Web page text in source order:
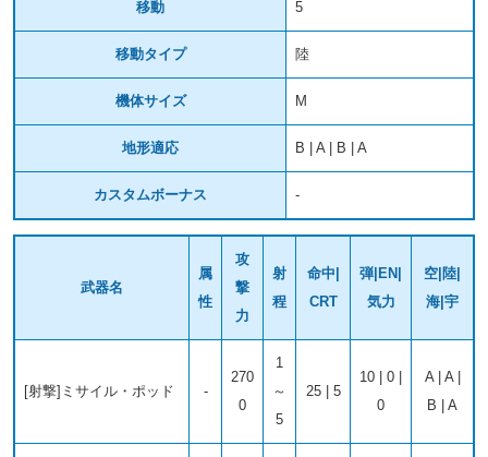
移動 5
移動タイプ 陸
機体サイズ M
地形適応 B | A | B | A
カスタムボーナス -
武器名
属
性
攻
撃
力
射
程
命中|
CRT
弾|EN|
気力
空|陸|
海|宇
[射撃]ミサイル・ポッド -
270
0
1
～
5
25 | 5
10 | 0 |
0
A | A |
B | A